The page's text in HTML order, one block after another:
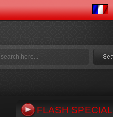
FLASH SPECIAL